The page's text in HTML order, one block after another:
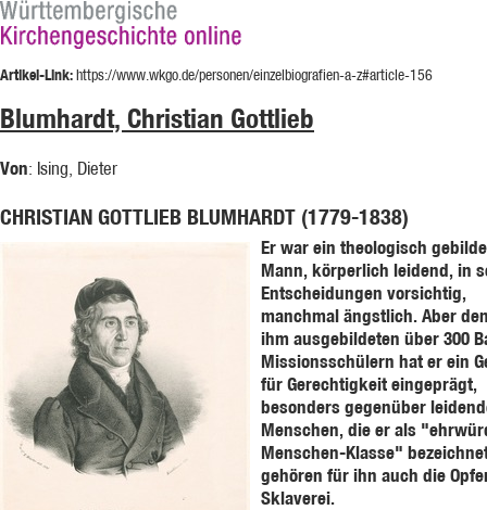
Artikel-Link:https://www.wkgo.de/personen/einzelbiografien-a-z#article-156
Blumhardt, Christian Gottlieb
Von: Ising, Dieter
CHRISTIAN GOTTLIEB BLUMHARDT (1779-1838)
Er war ein theologisch
Mann, körperlich leidend, in
Entscheidungen vorsichtig,
manchmal ängstlich. Aber
ihm ausgebildeten über 300
Missionsschülern hat er ein
für Gerechtigkeit eingeprägt,
besonders gegenüber
Menschen, die er als
Menschen-Klasse"
gehören für ihn auch die
Sklaverei.